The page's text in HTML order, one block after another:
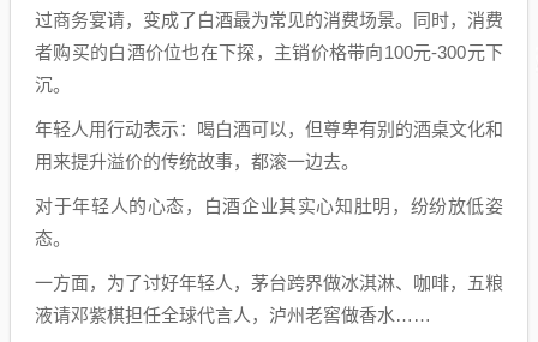
过商务宴请，变成了白酒最为常见的消费场景。同时，消费
者购买的白酒价位也在下探，主销价格带向100元-300元下
沉。
年轻人用行动表示：喝白酒可以，但尊卑有别的酒桌文化和
用来提升溢价的传统故事，都滚一边去。
对于年轻人的心态，白酒企业其实心知肚明，纷纷放低姿
态。
一方面，为了讨好年轻人，茅台跨界做冰淇淋、咖啡，五粮
液请邓紫棋担任全球代言人，泸州老窖做香水……